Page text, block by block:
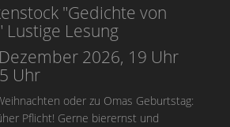
"Gedichte von
Lustige Lesung
2026, 19 Uhr
Uhr
oder zu Omas Geburtstag:
Pflicht! Gerne bierernst und